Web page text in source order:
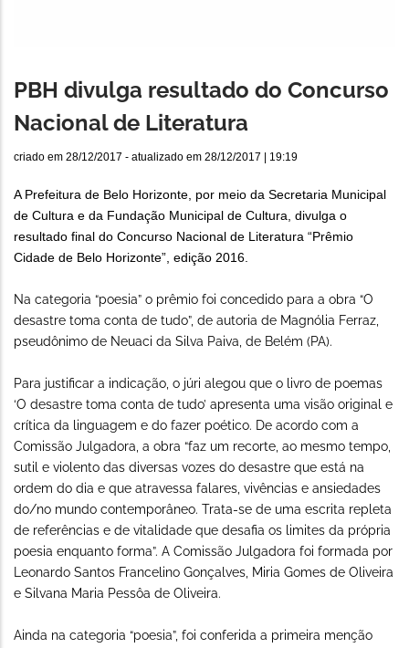
PBH divulga resultado do Concurso
Nacional de Literatura
criado em 28/12/2017 - atualizado em 28/12/2017 | 19:19
A Prefeitura de Belo Horizonte, por meio da Secretaria Municipal
de Cultura e da Fundação Municipal de Cultura, divulga o
resultado final do Concurso Nacional de Literatura “Prêmio
Cidade de Belo Horizonte”, edição 2016.
Na categoria “poesia” o prêmio foi concedido para a obra “O
desastre toma conta de tudo”, de autoria de Magnólia Ferraz,
pseudônimo de Neuaci da Silva Paiva, de Belém (PA).
Para justificar a indicação, o júri alegou que o livro de poemas
‘O desastre toma conta de tudo’ apresenta uma visão original e
crítica da linguagem e do fazer poético. De acordo com a
Comissão Julgadora, a obra “faz um recorte, ao mesmo tempo,
sutil e violento das diversas vozes do desastre que está na
ordem do dia e que atravessa falares, vivências e ansiedades
do/no mundo contemporâneo. Trata-se de uma escrita repleta
de referências e de vitalidade que desafia os limites da própria
poesia enquanto forma”. A Comissão Julgadora foi formada por
Leonardo Santos Francelino Gonçalves, Miria Gomes de Oliveira
e Silvana Maria Pessôa de Oliveira.
Ainda na categoria “poesia”, foi conferida a primeira menção